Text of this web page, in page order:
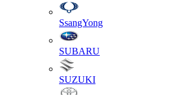
SsangYong
SUBARU
SUZUKI